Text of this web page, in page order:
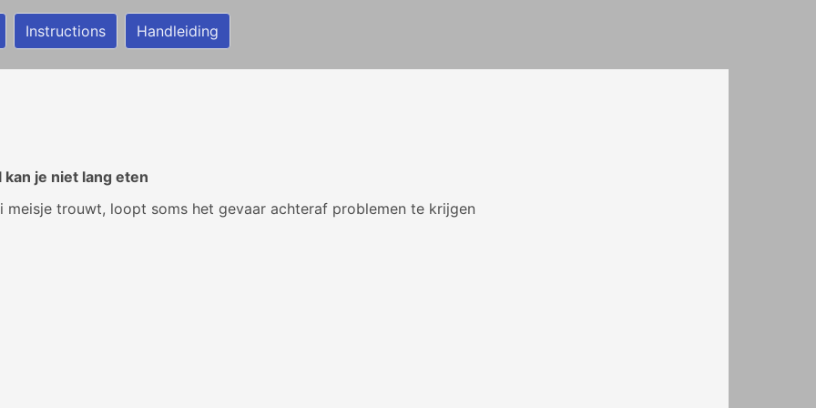
Instructions Handleiding
je niet lang eten
meisje trouwt, loopt soms het gevaar achteraf problemen te krijgen